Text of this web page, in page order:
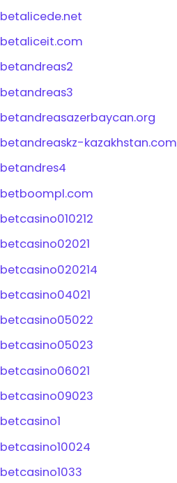
betalicede.net
betaliceit.com
betandreas2
betandreas3
betandreasazerbaycan.org
betandreaskz-kazakhstan.com
betandres4
betboompl.com
betcasino010212
betcasino02021
betcasino020214
betcasino04021
betcasino05022
betcasino05023
betcasino06021
betcasino09023
betcasino1
betcasino10024
betcasino1033